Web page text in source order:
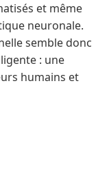
et même
neuronale.
semble donc
: une
humains et